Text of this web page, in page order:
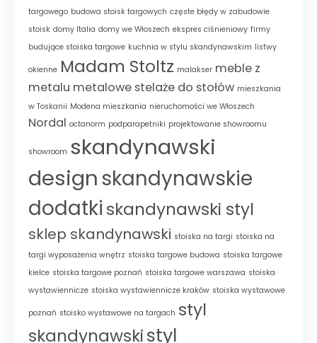
targowego budowa stoisk targowych częste błędy w zabudowie
stoisk domy Italia domy we Włoszech ekspres ciśnieniowy firmy
budujące stoiska targowe kuchnia w stylu skandynawskim listwy
okienne Madam Stoltz malakser meble z
metalu metalowe stelaże do stołów mieszkania
w Toskanii Modena mieszkania nieruchomości we Włoszech
Nordal octanorm podparapetniki projektowanie showroomu
showroom skandynawski
designskandynawskie
dodatki skandynawski styl
sklep skandynawski stoiska na targi stoiska na
targi wyposażenia wnętrz stoiska targowe budowa stoiska targowe
kielce stoiska targowe poznań stoiska targowe warszawa stoiska
wystawiennicze stoiska wystawiennicze kraków stoiska wystawowe
poznań stoisko wystawowe na targach styl
skandynawskistyl